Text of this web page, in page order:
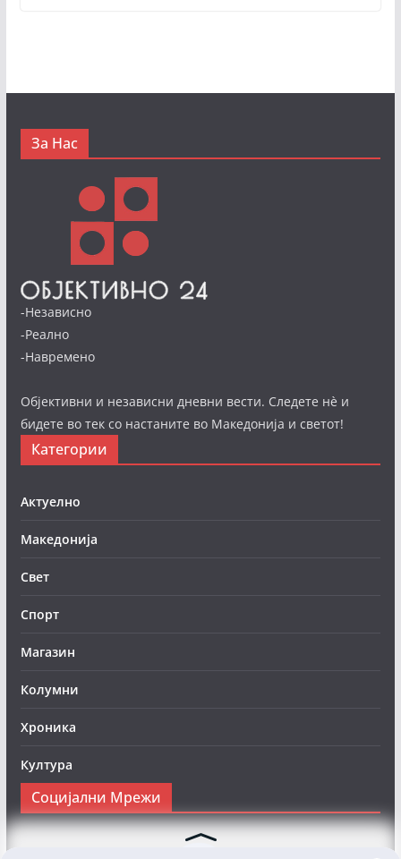
За Нас
-Независно
-Реално
-Навремено
Објективни и независни дневни вести. Следете нè и
бидете во тек со настаните во Македонија и светот!
Категории
Актуелно
Македонија
Свет
Спорт
Магазин
Колумни
Хроника
Култура
Социјални Мрежи